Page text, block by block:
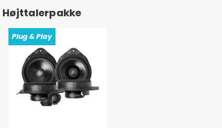
Højttalerpakke
Plug & Play